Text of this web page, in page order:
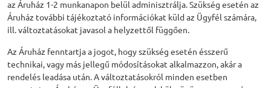
az Áruház 1-2 munkanapon belül adminisztrálja. Szükség esetén az
Áruház további tájékoztató információkat küld az Ügyfél számára,
ill. változtatásokat javasol a helyzettől függően.
Az Áruház fenntartja a jogot, hogy szükség esetén ésszerű
technikai, vagy más jellegű módosításokat alkalmazzon, akár a
rendelés leadása után. A változtatásokról minden esetben